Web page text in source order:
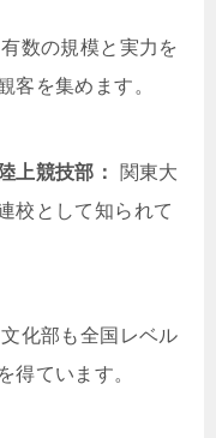
数の規模と実力を
客を集めます。
上競技部：
関東大
校として知られて
文化部も全国レベル
得ています。